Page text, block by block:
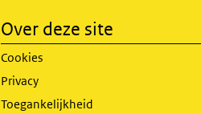
Over deze site
Cookies
Privacy
Toegankelijkheid